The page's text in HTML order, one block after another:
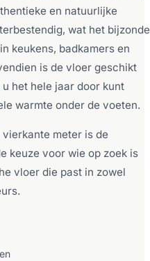
en natuurlijke
wat het
keukens, badkamers en
is de vloer geschikt
het hele jaar door kunt
warmte onder de voeten.
meter is de
keuze voor wie op zoek is
vloer die past in zowel